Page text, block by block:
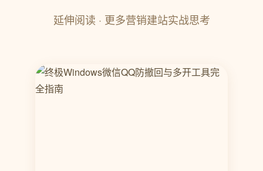
延伸阅读 · 更多营销建站实战思考